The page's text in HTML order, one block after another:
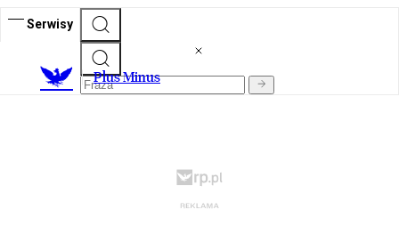
Serwisy
Plus Minus